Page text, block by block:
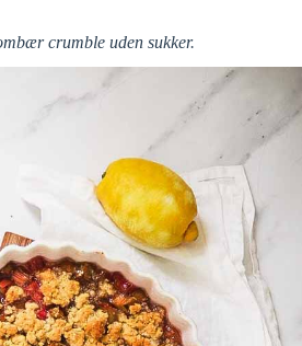
crumble uden sukker.